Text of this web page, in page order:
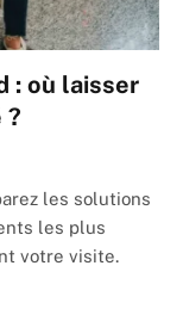
: où laisser
?
les solutions
les plus
votre visite.